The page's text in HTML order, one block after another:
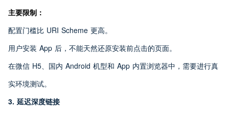
主要限制：
配置门槛比 URI Scheme 更高。
用户安装 App 后，不能天然还原安装前点击的页面。
在微信 H5、国内 Android 机型和 App 内置浏览器中，需要进行真
实环境测试。
3. 延迟深度链接